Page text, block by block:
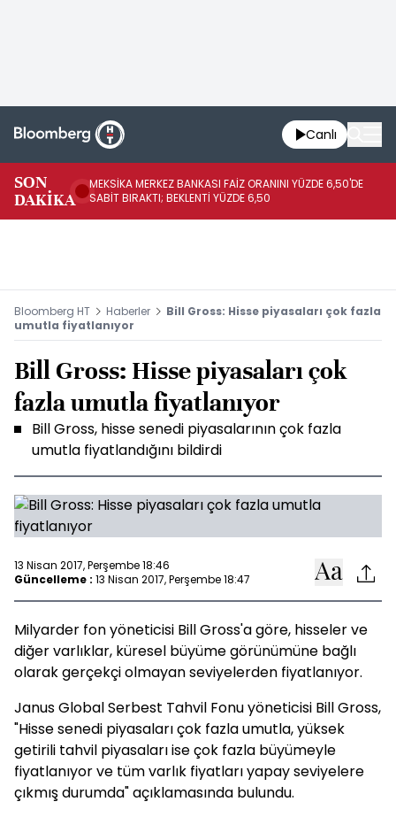
Canlı
SON
DAKİKA
MEKSİKA MERKEZ BANKASI FAİZ ORANINI YÜZDE 6,50'DE
SABİT BIRAKTI; BEKLENTİ YÜZDE 6,50
Bloomberg HT Haberler
Bill Gross: Hisse piyasaları çok fazla
umutla fiyatlanıyor
Bill Gross: Hisse piyasaları çok
fazla umutla fiyatlanıyor
Bill Gross, hisse senedi piyasalarının çok fazla
umutla fiyatlandığını bildirdi
13 Nisan 2017, Perşembe 18:46
Güncelleme : 13 Nisan 2017, Perşembe 18:47
Milyarder fon yöneticisi Bill Gross'a göre, hisseler ve
diğer varlıklar, küresel büyüme görünümüne bağlı
olarak gerçekçi olmayan seviyelerden fiyatlanıyor.
Janus Global Serbest Tahvil Fonu yöneticisi Bill Gross,
"Hisse senedi piyasaları çok fazla umutla, yüksek
getirili tahvil piyasaları ise çok fazla büyümeyle
fiyatlanıyor ve tüm varlık fiyatları yapay seviyelere
çıkmış durumda" açıklamasında bulundu.